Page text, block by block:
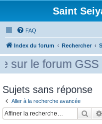
Saint
FAQ
Index du forum Rechercher
le forum GSS
Sujets sans réponse
Aller à la recherche avancée